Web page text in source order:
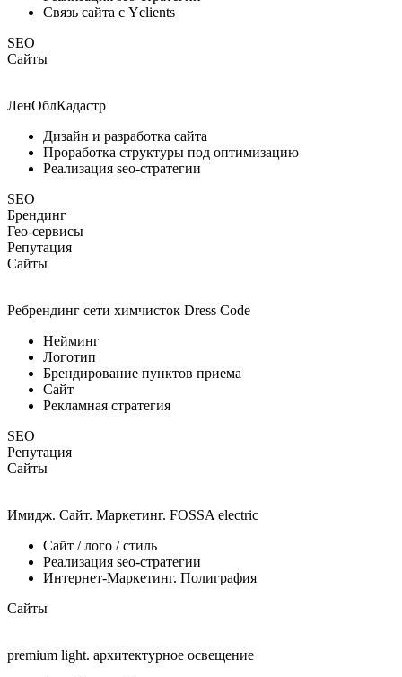
Связь сайта с Yclients
SEO
Сайты
ЛенОблКадастр
Дизайн и разработка сайта
Проработка структуры под оптимизацию
Реализация seo-стратегии
SEO
Брендинг
Гео-сервисы
Репутация
Сайты
Ребрендинг сети химчисток Dress Code
Нейминг
Логотип
Брендирование пунктов приема
Сайт
Рекламная стратегия
SEO
Репутация
Сайты
Имидж. Сайт. Маркетинг. FOSSA electric
Сайт / лого / стиль
Реализация seo-стратегии
Интернет-Маркетинг. Полиграфия
Сайты
premium light. архитектурное освещение